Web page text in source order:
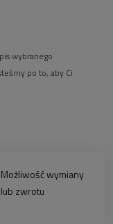
Możliwość wymiany
lub zwrotu
wybranego
po to, aby Ci